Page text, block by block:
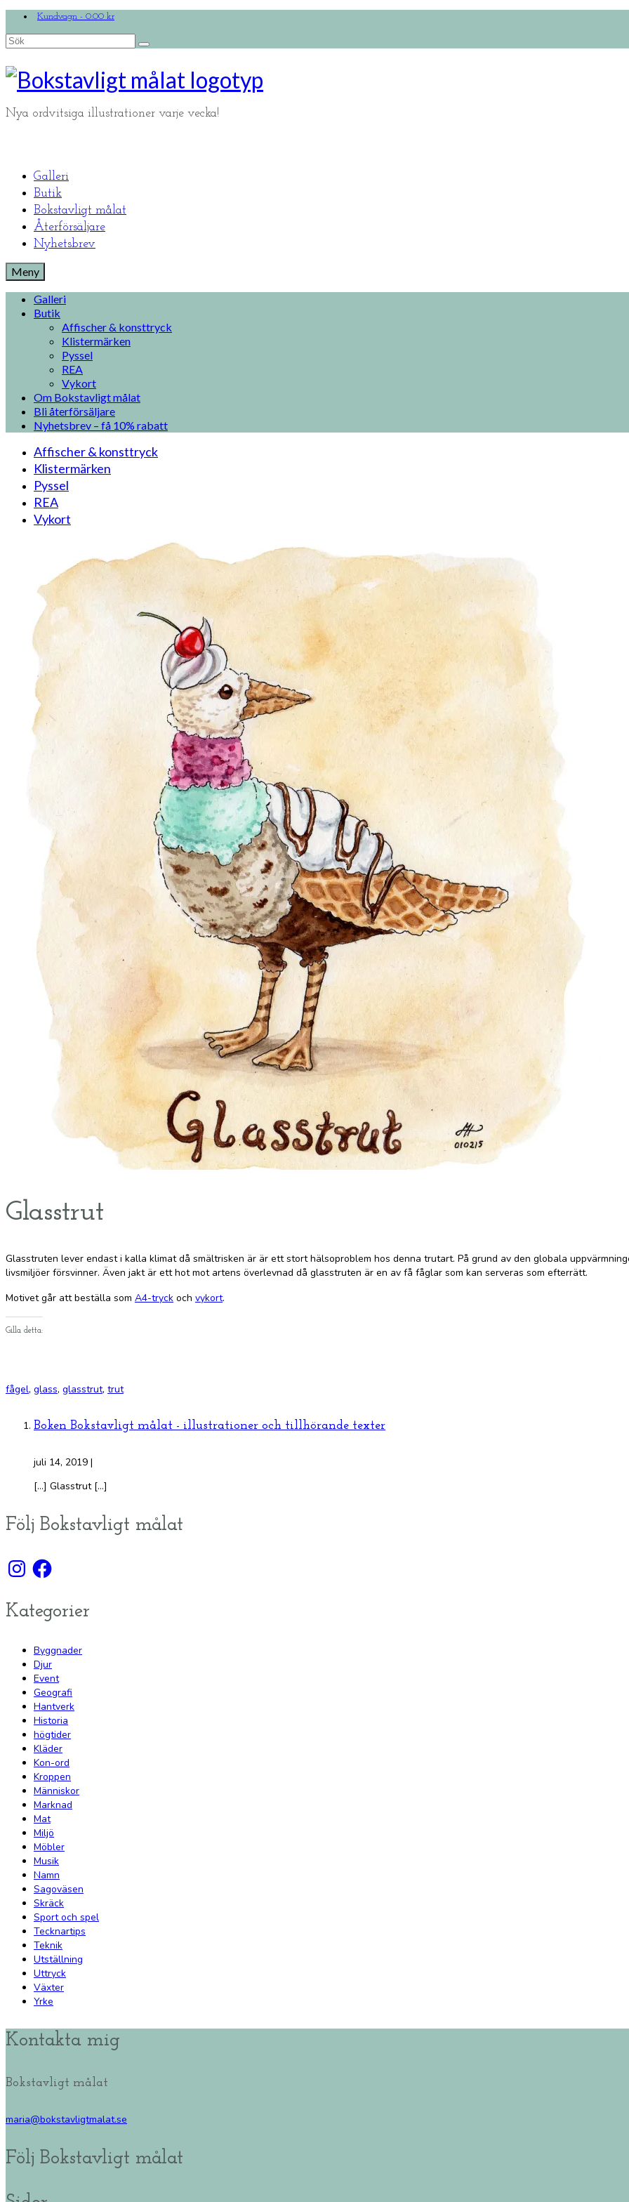
Kundvagn - 0.00 kr
Search
Nya ordvitsiga illustrationer varje vecka!
Galleri
Butik
Bokstavligt målat
Återförsäljare
Nyhetsbrev
Meny
Galleri
Butik
Affischer & konsttryck
Klistermärken
Pyssel
REA
Vykort
Om Bokstavligt målat
Bli återförsäljare
Nyhetsbrev – få 10% rabatt
Affischer & konsttryck
Klistermärken
Pyssel
REA
Vykort
Glasstrut
Glasstruten lever endast i kalla klimat då smältrisken är är ett stort hälsoproblem hos denna trutart. På grund av den globala
livsmiljöer försvinner. Även jakt är ett hot mot artens överlevnad då glasstruten är en av få fåglar som kan serveras som efterrätt.
Motivet går att beställa som A4-tryck och vykort.
Gilla detta:
fågel, glass, glasstrut, trut
Boken Bokstavligt målat - illustrationer och tillhörande texter
juli 14, 2019 |
[…] Glasstrut […]
Följ Bokstavligt målat
InstagramFacebook
Kategorier
Byggnader
Djur
Event
Geografi
Hantverk
Historia
högtider
Kläder
Kon-ord
Kroppen
Människor
Marknad
Mat
Miljö
Möbler
Musik
Namn
Sagoväsen
Skräck
Sport och spel
Tecknartips
Teknik
Utställning
Uttryck
Växter
Yrke
Kontakta mig
Bokstavligt målat
maria@bokstavligtmalat.se
Följ Bokstavligt målat